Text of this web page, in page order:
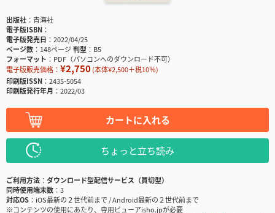
出版社
青海社
電子版ISBN
電子版発売日
2022/04/25
ページ数
148ページ判型
B5
フォーマット
PDF（パソコンへのダウンロード不可）
電子版販売価格： ¥2,750(本体¥2,500＋税10％)
印刷版ISSN
2435-5054
印刷版発行年月
2022/03
カートに入れる
ちょっと立ち読み
ご利用方法
ダウンロード型配信サービス（買切型）
同時使用端末数
3
対応OS
iOS最新の２世代前まで / Android最新の２世代前まで
※コンテンツの使用にあたり、専用ビューアisho.jpが必要